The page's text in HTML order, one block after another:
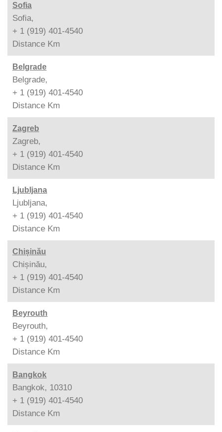
Sofia
Sofia,
+ 1 (919) 401-4540
Distance Km
Belgrade
Belgrade,
+ 1 (919) 401-4540
Distance Km
Zagreb
Zagreb,
+ 1 (919) 401-4540
Distance Km
Ljubljana
Ljubljana,
+ 1 (919) 401-4540
Distance Km
Chișinău
Chișinău,
+ 1 (919) 401-4540
Distance Km
Beyrouth
Beyrouth,
+ 1 (919) 401-4540
Distance Km
Bangkok
Bangkok, 10310
+ 1 (919) 401-4540
Distance Km